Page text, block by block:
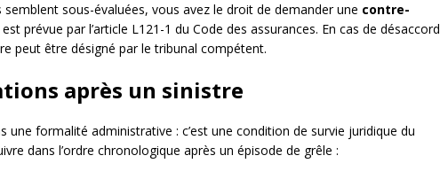
semblent sous-évaluées, vous avez le droit de demander une contre-
prévue par l’article L121-1 du Code des assurances. En cas de désaccord
peut être désigné par le tribunal compétent.
après un sinistre
une formalité administrative : c’est une condition de survie juridique du
dans l’ordre chronologique après un épisode de grêle :